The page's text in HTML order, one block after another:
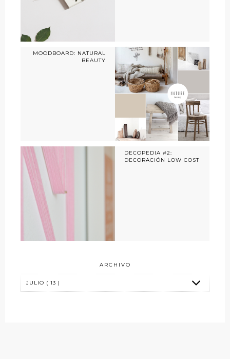
MOODBOARD: NATURAL
BEAUTY
DECOPEDIA #2:
DECORACIÓN LOW COST
ARCHIVO